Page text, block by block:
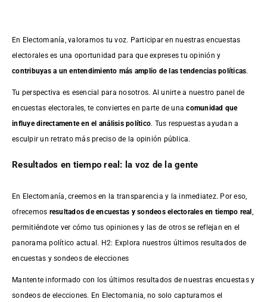
En Electomanía, valoramos tu voz. Participar en nuestras encuestas
electorales es una oportunidad para que expreses tu opinión y
contribuyas a un entendimiento más amplio de las tendencias políticas.
Tu perspectiva es esencial para nosotros. Al unirte a nuestro panel de
encuestas electorales, te conviertes en parte de unacomunidad que
influye directamente en el análisis político. Tus respuestas ayudan a
esculpir un retrato más preciso de la opinión pública.
Resultados en tiempo real: la voz de la gente
En Electomanía, creemos en la transparencia y la inmediatez. Por eso,
ofrecemos resultados deencuestas y sondeos electorales en tiempo real
permitiéndote ver cómo tus opiniones y las de otros se reflejan en el
panorama político actual. H2: Explora nuestros últimos resultados de
encuestas y sondeos de elecciones
Mantente informado con los últimos resultados de nuestras encuestasy
sondeos de elecciones. En Electomania, no solo capturamos el